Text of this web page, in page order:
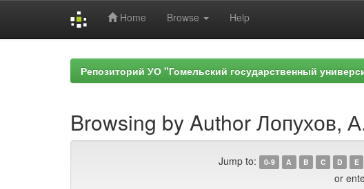
Home Browse Help
Репозиторий УО "Гомельский государственный
Browsing by Author Лопухов,
Jump to: 0-9 A B C D E
or